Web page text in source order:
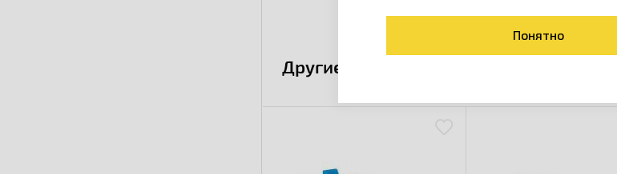
Другие товары коллекции
Понятно